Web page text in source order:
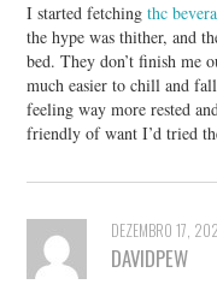
I started fetchingthc
the hype was thither, and
bed. They don’t finish me
much easier to chill and
feeling way more rested
friendly of want I’d tried
DEZEMBRO 17,
DAVIDPEW